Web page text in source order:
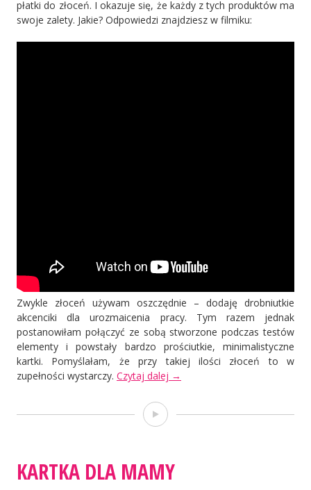
płatki do złoceń. I okazuje się, że każdy z tych produktów ma
swoje zalety. Jakie? Odpowiedzi znajdziesz w filmiku:
Zwykle złoceń używam oszczędnie – dodaję drobniutkie
akcenciki dla urozmaicenia pracy. Tym razem jednak
postanowiłam połączyć ze sobą stworzone podczas testów
elementy i powstały bardzo prościutkie, minimalistyczne
kartki. Pomyślałam, że przy takiej ilości złoceń to w
zupełności wystarczy. Czytaj dalej „6
folie
→
Film
KARTKA DLA MAMY